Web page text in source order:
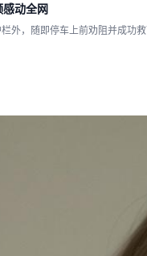
动全网
外，随即停车上前劝阻并成功